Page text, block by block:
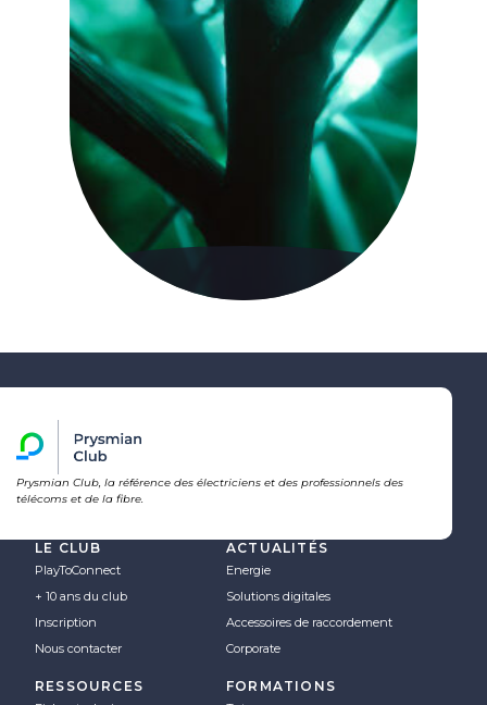
Prysmian Club, la référence des électriciens et des professionnels des
télécoms et de la fibre.
LE CLUB
PlayToConnect
+ 10 ans du club
Inscription
Nous contacter
ACTUALITÉS
Energie
Solutions digitales
Accessoires de raccordement
Corporate
RESSOURCES FORMATIONS